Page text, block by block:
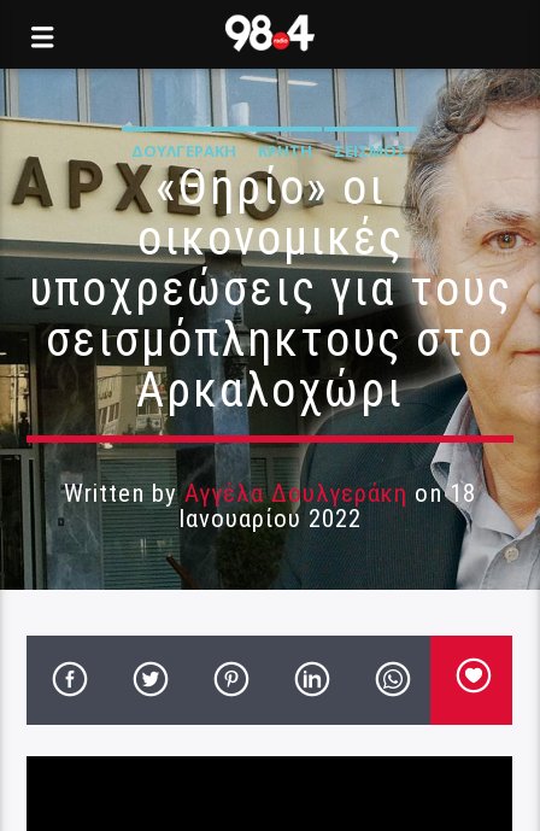
ΔΟΥΛΓΕΡΆΚΗ ΚΡΉΤΗ ΣΕΙΣΜΌΣ
«Θηρίο» οι
οικονομικές
υποχρεώσεις για τους
σεισμόπληκτους στο
Αρκαλοχώρι
Written byΑγγέλα Δουλγεράκη on 18
Ιανουαρίου 2022